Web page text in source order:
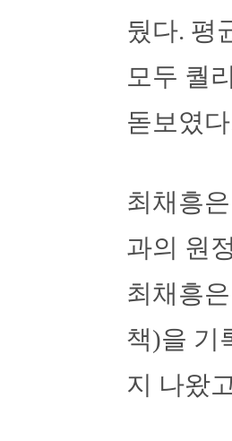
뒀다. 평
모두 퀄
돋보였
최채흥
과의 원
최채흥
책)을 기
지 나왔